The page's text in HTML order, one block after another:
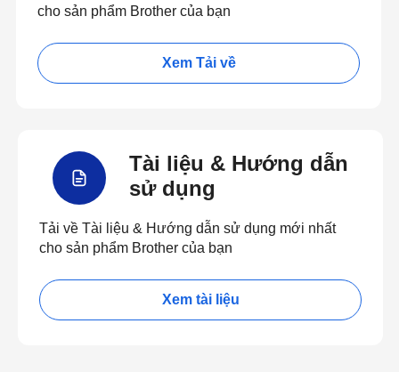
cho sản phẩm Brother của bạn
Xem Tải về
Tài liệu & Hướng dẫn
sử dụng
Tải về Tài liệu & Hướng dẫn sử dụng mới nhất
cho sản phẩm Brother của bạn
Xem tài liệu